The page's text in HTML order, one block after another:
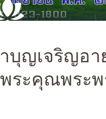
บุญเจริญอ
ระคุณพระ